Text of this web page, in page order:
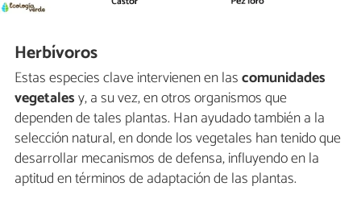
Herbívoros
Estas especies clave intervienen en lascomunidades
vegetalesy, a su vez, en otros organismos que
dependen de tales plantas. Han ayudado también a la
selección natural, en donde los vegetales han tenido que
desarrollar mecanismos de defensa, influyendo en la
aptitud en términos de adaptación de las plantas.